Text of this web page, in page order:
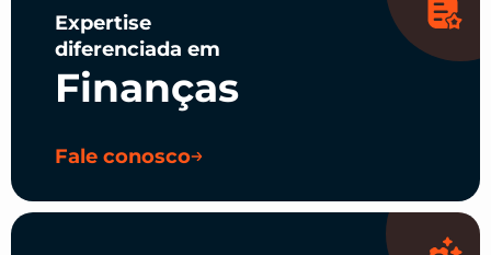
Expertise
diferenciada em
Finanças
Fale conosco